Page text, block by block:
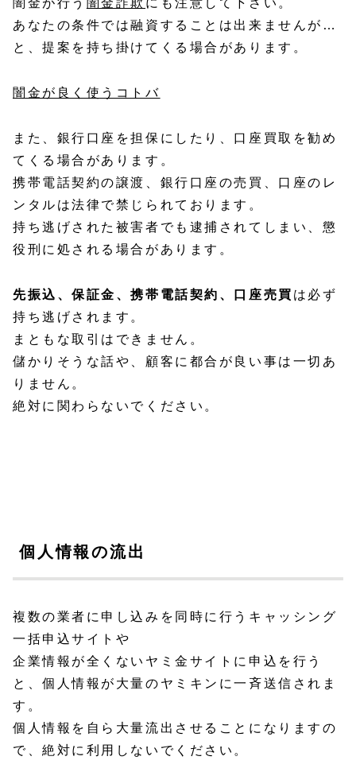
闇金が行う 闇金詐欺 にも注意して下さい。
あなたの条件では融資することは出来ませんが…
と、提案を持ち掛けてくる場合があります。
闇金が良く使うコトバ
また、銀行口座を担保にしたり、口座買取を勧め
てくる場合があります。
携帯電話契約の譲渡、銀行口座の売買、口座のレ
ンタルは法律で禁じられております。
持ち逃げされた被害者でも逮捕されてしまい、懲
役刑に処される場合があります。
先振込、保証金、携帯電話契約、口座売買 は必ず
持ち逃げされます。
まともな取引はできません。
儲かりそうな話や、顧客に都合が良い事は一切あ
りません。
絶対に関わらないでください。
個人情報の流出
複数の業者に申し込みを同時に行うキャッシング
一括申込サイトや
企業情報が全くないヤミ金サイトに申込を行う
と、個人情報が大量のヤミキンに一斉送信されま
す。
個人情報を自ら大量流出させることになりますの
で、絶対に利用しないでください。